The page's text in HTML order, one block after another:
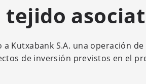
tejido
Kutxabank S.A. una operación
de inversión previstos en el